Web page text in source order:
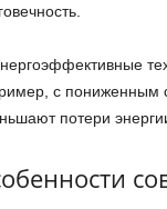
с пониженным
потери